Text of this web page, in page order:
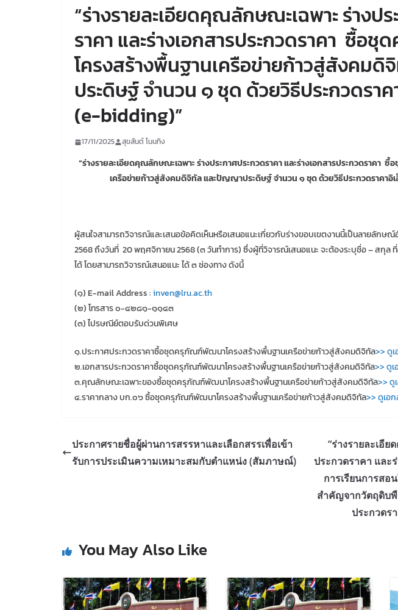
“ร่างรายละเอียดคุณลักษณะเฉพาะ ร่างป
ราคา และร่างเอกสารประกวดราคา ซื้
โครงสร้างพื้นฐานเครือข่ายก้าวสู่สังคม
ประดิษฐ์ จำนวน ๑ ชุด ด้วยวิธีประกวดรา
(e-bidding)”
17/11/2025 สุขสันต์ โนนทิง
“ร่างรายละเอียดคุณลักษณะเฉพาะ ร่างประกาศประกวดราคา และร่างเอกสารประกวดราคา ซื้อ
เครือข่ายก้าวสู่สังคมดิจิทัล และปัญญาประดิษฐ์ จำนวน ๑ ชุด ด้วยวิธีประกวดราคาอิ
ผู้สนใจสามารถวิจารณ์และเสนอข้อคิดเห็นหรือเสนอแนะเกี่ยวกับร่างขอบเขตงานนี้เป็นลายลักษณ์
2568 ถึงวันที่ 20 พฤศจิกายน 2568 (๓ วันทำการ) ซึ่งผู้ที่วิจารณ์เสนอแนะ จะต้องระบุชื่อ – สกุล
ได้ โดยสามารถวิจารณ์เสนอแนะ ได้ ๓ ช่องทาง ดังนี้
(๑) E-mail Address :inven@lru.ac.th
(๒) โทรสาร ๐-๔๒๘๑-๑๑๔๓
(๓) ไปรษณีย์ตอบรับด่วนพิเศษ
๑.ประกาศประกวดราคาซื้อชุดครุภัณฑ์พัฒนาโครงสร้างพื้นฐานเครือข่ายก้าวสู่สังคมดิจิทัล>> ดู
๒.เอกสารประกวดราคาซื้อชุดครุภัณฑ์พัฒนาโครงสร้างพื้นฐานเครือข่ายก้าวสู่สังคมดิจิทัล>> ดูเ
๓.คุณลักษณะเฉพาะของซื้อชุดครุภัณฑ์พัฒนาโครงสร้างพื้นฐานเครือข่ายก้าวสู่สังคมดิจิทัล>> ดู
๔.ราคากลาง บก.๐๖ ซื้อชุดครุภัณฑ์พัฒนาโครงสร้างพื้นฐานเครือข่ายก้าวสู่สังคมดิจิทัล>> ดูเอ
ประกาศรายชื่อผู้ผ่านการสรรหาและเลือกสรรเพื่อเข้า
รับการประเมินความเหมาะสมกับตำแหน่ง (สัมภาษณ์)
“ร่างรายละเอี
ประกวดราคา และ
การเรียนการสอ
สำคัญจากวัตถุดิบ
ประกวดร
You May Also Like